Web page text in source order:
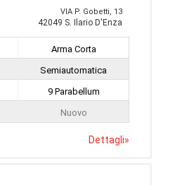
VIA P. Gobetti, 13
42049 S. Ilario D'Enza
Arma Corta
Semiautomatica
9 Parabellum
Nuovo
Dettagli»